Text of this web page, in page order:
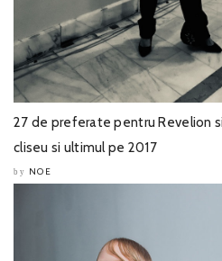
27 de preferate pentru Revelion
cliseu si ultimul pe 2017
by NOE